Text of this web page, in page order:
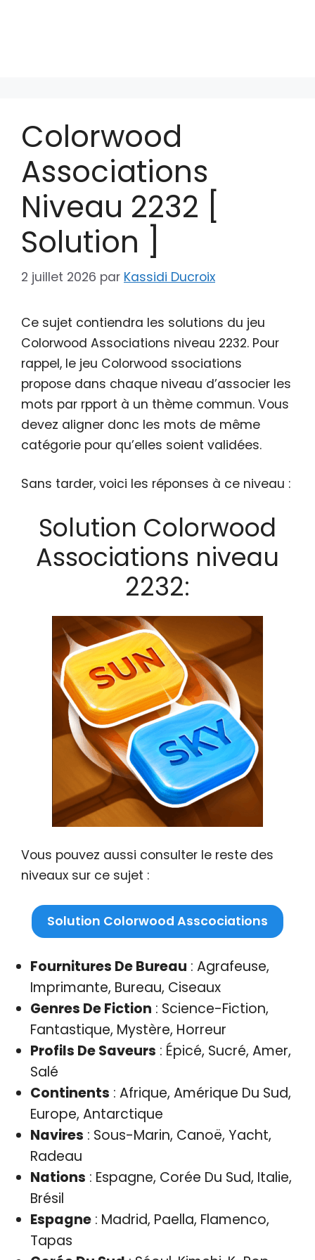
Colorwood
Associations
Niveau 2232 [
Solution ]
2 juillet 2026 par Kassidi Ducroix
Ce sujet contiendra les solutions du jeu
Colorwood Associations niveau 2232. Pour
rappel, le jeu Colorwood ssociations
propose dans chaque niveau d’associer les
mots par rpport à un thème commun. Vous
devez aligner donc les mots de même
catégorie pour qu’elles soient validées.
Sans tarder, voici les réponses à ce niveau :
Solution Colorwood
Associations niveau
2232:
Vous pouvez aussi consulter le reste des
niveaux sur ce sujet :
Solution Colorwood Asscociations
Fournitures De Bureau : Agrafeuse,
Imprimante, Bureau, Ciseaux
Genres De Fiction : Science-Fiction,
Fantastique, Mystère, Horreur
Profils De Saveurs : Épicé, Sucré, Amer,
Salé
Continents : Afrique, Amérique Du Sud,
Europe, Antarctique
Navires : Sous-Marin, Canoë, Yacht,
Radeau
Nations : Espagne, Corée Du Sud, Italie,
Brésil
Espagne: Madrid, Paella, Flamenco,
Tapas